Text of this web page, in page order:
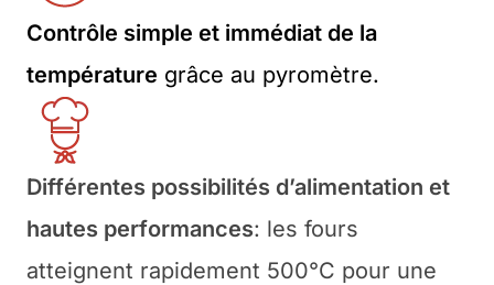
Contrôle simple et immédiat de la
température grâce au pyromètre.
Différentes possibilités d’alimentation et
hautes performances: les fours
atteignent rapidement 500°C pour une